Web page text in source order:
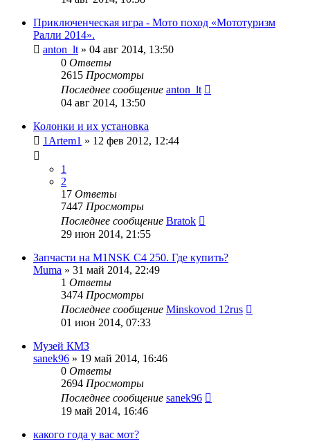
Приключенческая игра - Мото поход «Мототуризм
Ралли 2014».
anton_lt » 04 авг 2014, 13:50
0 Ответы
2615 Просмотры
Последнее сообщение anton_lt
04 авг 2014, 13:50
Колонки и их установка
1Artem1 » 12 фев 2012, 12:44
1
2
17 Ответы
7447 Просмотры
Последнее сообщение Bratok
29 июн 2014, 21:55
Запчасти на M1NSK C4 250. Где купить?
Muma » 31 май 2014, 22:49
1 Ответы
3474 Просмотры
Последнее сообщение Minskovod 12rus
01 июн 2014, 07:33
Музей КМЗ
sanek96 » 19 май 2014, 16:46
0 Ответы
2694 Просмотры
Последнее сообщение sanek96
19 май 2014, 16:46
какого года у вас мот?